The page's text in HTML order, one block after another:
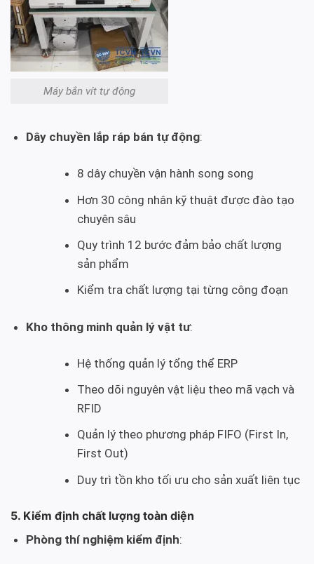
Máy bắn vít tự động
Dây chuyền lắp ráp bán tự động:
8 dây chuyền vận hành song song
Hơn 30 công nhân kỹ thuật được đào tạo
chuyên sâu
Quy trình 12 bước đảm bảo chất lượng
sản phẩm
Kiểm tra chất lượng tại từng công đoạn
Kho thông minh quản lý vật tư:
Hệ thống quản lý tổng thể ERP
Theo dõi nguyên vật liệu theo mã vạch và
RFID
Quản lý theo phương pháp FIFO (First In,
First Out)
Duy trì tồn kho tối ưu cho sản xuất liên tục
5. Kiểm định chất lượng toàn diện
Phòng thí nghiệm kiểm định: